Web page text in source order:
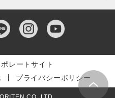
レートサイト
プライバシーポリシー
CO.,LTD.